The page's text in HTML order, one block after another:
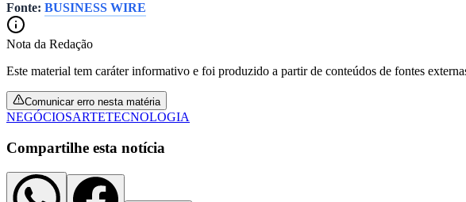
Fonte: BUSINESS WIRE
Nota da Redação
Este material tem caráter informativo e foi produzido a partir de conteúdos de fontes
Comunicar erro nesta matéria
NEGÓCIOSARTETECNOLOGIA
Compartilhe esta notícia